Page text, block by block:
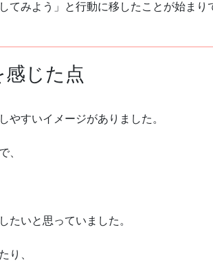
てみよう」と行動に移したことが始まり
じた点
やすいイメージがありました。
、
たいと思っていました。
り、